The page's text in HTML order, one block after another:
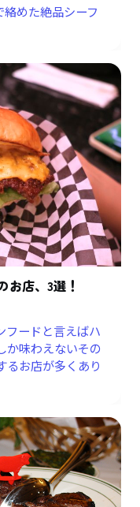
めた絶品シーフ
お店、3選！
フードと言えばハ
か味わえないその
るお店が多くあり